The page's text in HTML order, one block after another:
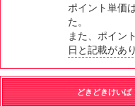
ポイント単価
た。
また、ポイン
日と記載があ
どきどきけいば